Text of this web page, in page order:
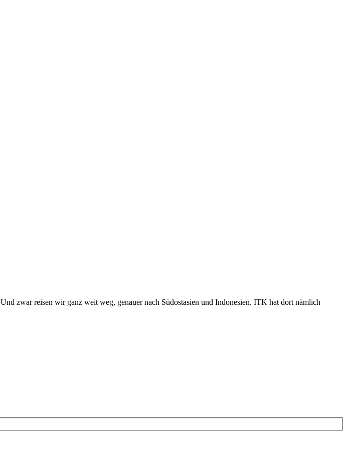
zwar reisen wir ganz weit weg, genauer nach Südostasien und Indonesien. ITK hat dort nämlich